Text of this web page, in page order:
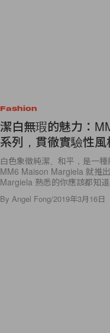
Fashion
潔白無瑕的魅力：
系列，貫徹實驗性風
白色象徵純潔、和平，是一
MM6 Maison Margiela 就推
Margiela 熟悉的你應該都知
By Angel Fong/2019年3月16日